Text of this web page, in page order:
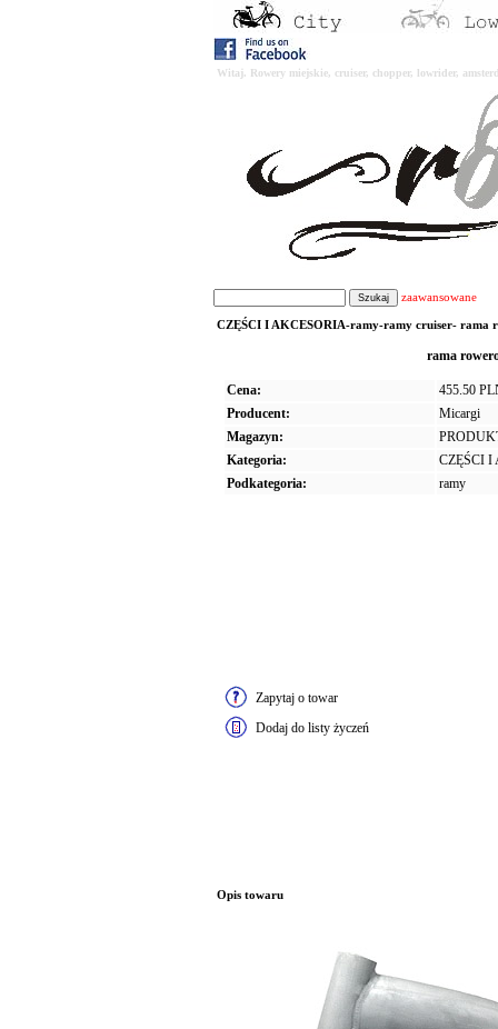
Witaj. Rowery miejskie, cruiser, chopper, lowrider,
zaawansowane
CZĘŚCI I AKCESORIA-ramy-ramy cruiser- rama
rama
Cena:
455.50
Producent:
Micargi
Magazyn:
Kategoria:
CZĘŚCI I
Podkategoria:
ramy
Zapytaj o towar
Dodaj do listy życzeń
Opis towaru